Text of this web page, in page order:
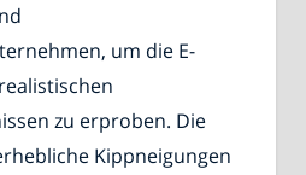
um die E-
zu erproben. Die
Kippneigungen